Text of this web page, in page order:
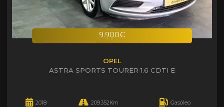
9.900€
OPEL
ASTRA SPORTS TOURER 1.6 CDTI E
2018 209.352Km Gasóleo